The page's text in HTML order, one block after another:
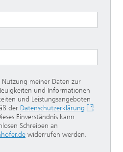
meiner Daten zur
und Informationen
und Leistungsangeboten
der Datenschutzerklärung
Einverständnis kann
Schreiben an
widerrufen werden.